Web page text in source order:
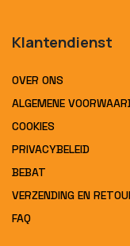
Klantendienst
OVER ONS
ALGEMENE
COOKIES
PRIVACYBELEID
BEBAT
VERZENDING EN
FAQ